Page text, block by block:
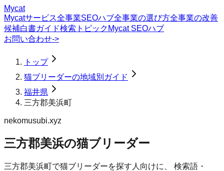
Mycat
Mycatサービス全事業SEOハブ全事業の選び方全事業の改善
候補白書ガイド検索トピック Mycat SEOハブ
お問い合わせ->
トップ
猫ブリーダーの地域別ガイド
福井県
三方郡美浜町
nekomusubi.xyz
三方郡美浜の猫ブリーダー
三方郡美浜町で猫ブリーダーを探す人向けに、 検索語・